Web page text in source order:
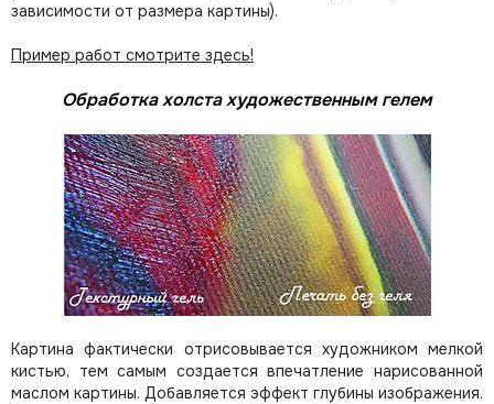
зависимости от размера картины).
Пример работ смотрите здесь!
Обработка холста художественным гелем
Картина фактически отрисовывается художником мелкой
кистью, тем самым создается впечатление нарисованной
маслом картины. Добавляется эффект глубины изображения.